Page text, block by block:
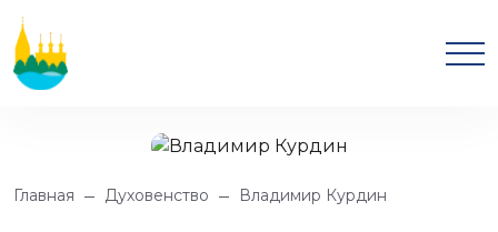
Главная Духовенство Владимир Курдин